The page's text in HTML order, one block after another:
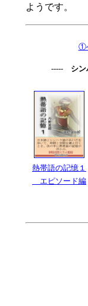
ようです。
①
----- シ
熱帯語の記憶１
エピソード編